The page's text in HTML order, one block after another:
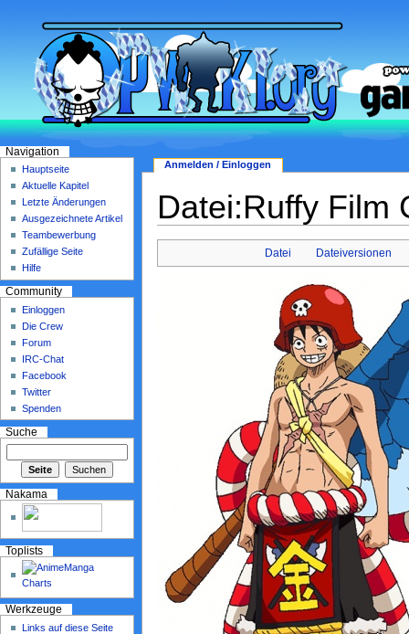
Datei:Ruffy Film
Datei Dateiversionen
Anmelden / Einloggen
Navigation
Hauptseite
Aktuelle Kapitel
Letzte Änderungen
Ausgezeichnete Artikel
Teambewerbung
Zufällige Seite
Hilfe
Community
Einloggen
Die Crew
Forum
IRC-Chat
Facebook
Twitter
Spenden
Suche
Nakama
Toplists
Werkzeuge
Links auf diese Seite